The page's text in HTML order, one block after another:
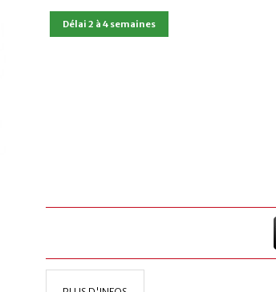
Délai 2 à 4 semaines